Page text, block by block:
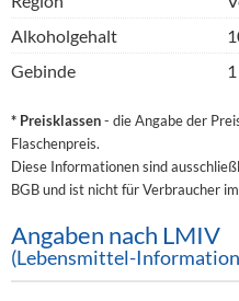
Alkoholgehalt
Gebinde
* Preisklassen- die Angabe der
Flaschenpreis.
Diese Informationen sind
BGB und ist nicht für Verbraucher
Angaben nach LMIV
(Lebensmittel-